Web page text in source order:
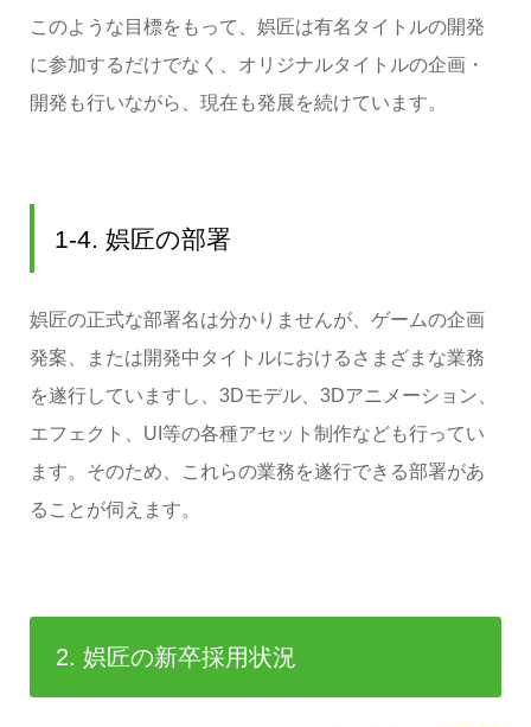
このような目標をもって、娯匠は有名タイトルの開発
に参加するだけでなく、オリジナルタイトルの企画・
開発も行いながら、現在も発展を続けています。
1-4. 娯匠の部署
娯匠の正式な部署名は分かりませんが、ゲームの企画
発案、または開発中タイトルにおけるさまざまな業務
を遂行していますし、3Dモデル、3Dアニメーション、
エフェクト、UI等の各種アセット制作なども行ってい
ます。そのため、これらの業務を遂行できる部署があ
ることが伺えます。
2. 娯匠の新卒採用状況